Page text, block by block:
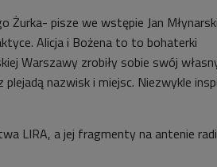
Żurka- pisze we wstępie Jan
Alicja i Bożena to to bohaterki
Warszawy zrobiły sobie swój
nazwisk i miejsc. Niezwykle
LIRA, a jej fragmenty na antenie